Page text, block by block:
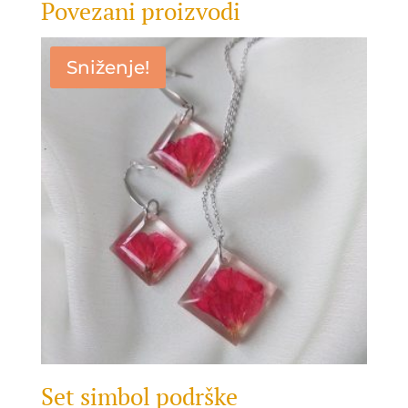
Povezani proizvodi
Sniženje!
Set simbol podrške